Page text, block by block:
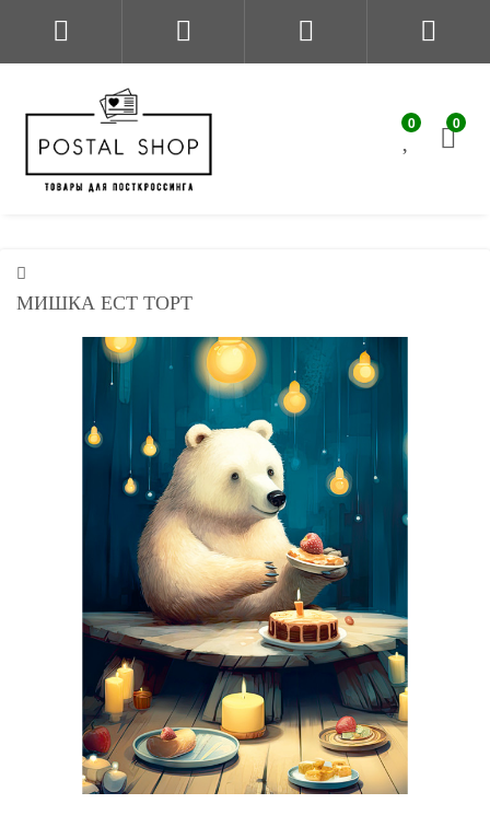
0 0
МИШКА ЕСТ ТОРТ